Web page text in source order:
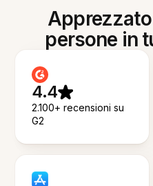
persone in
4.4
2.100+ recensioni su
G2